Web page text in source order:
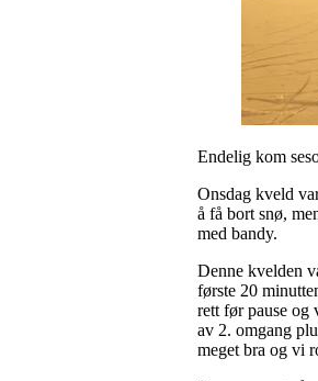
Endelig kom
Onsdag kveld
å få bort snø,
med bandy.
Denne kvelden
første 20
rett før pause og
av 2. omgang
meget bra og vi